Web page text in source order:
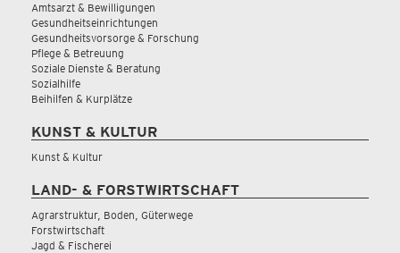
Amtsarzt & Bewilligungen
Gesundheitseinrichtungen
Gesundheitsvorsorge & Forschung
Pflege & Betreuung
Soziale Dienste & Beratung
Sozialhilfe
Beihilfen & Kurplätze
KUNST & KULTUR
Kunst & Kultur
LAND- & FORSTWIRTSCHAFT
Agrarstruktur, Boden, Güterwege
Forstwirtschaft
Jagd & Fischerei